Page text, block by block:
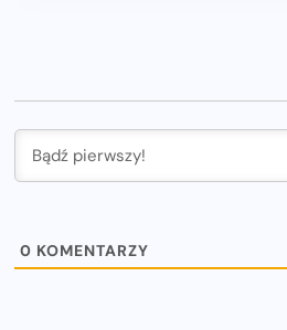
0 KOMENTARZY